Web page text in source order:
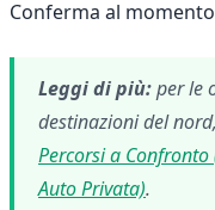
Conferma al
Leggi di più:per le
destinazioni del
Percorsi a
Auto Privata).